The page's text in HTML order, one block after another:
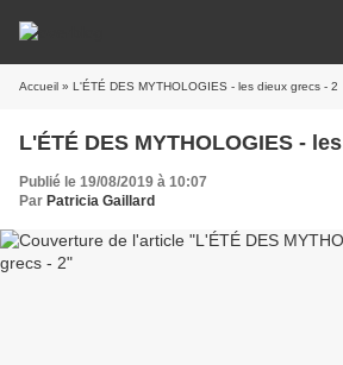
Accueil » L'ÉTÉ DES MYTHOLOGIES - les dieux grecs - 2
L'ÉTÉ DES MYTHOLOGIES -
Publié le 19/08/2019 à 10:07
Par Patricia Gaillard